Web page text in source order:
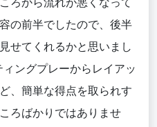
ろから流れが悪くなって
の前半でしたので、後半
せてくれるかと思いまし
ングプレーからレイアッ
、簡単な得点を取られす
ろばかりではありませ